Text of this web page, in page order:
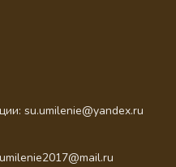
su.umilenie@yandex.ru